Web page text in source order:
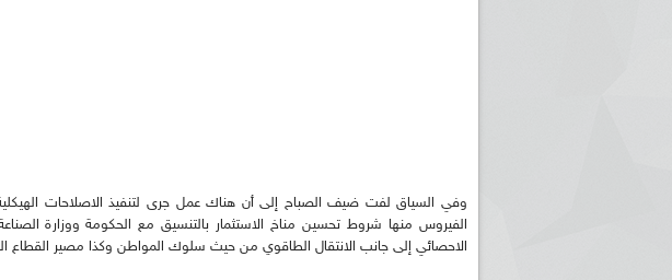
وفي السياق لفت ضيف الصباح إلى أن هناك عمل جرى لتنفيذ الاصلاحات
الفيروس منها شروط تحسين مناخ الاستثمار بالتنسيق مع الحكومة ووزارة
الاحصائي إلى جانب الانتقال الطاقوي من حيث سلوك المواطن وكذا مصير القطاع